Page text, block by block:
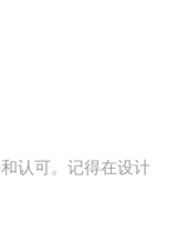
认可。记得在设计